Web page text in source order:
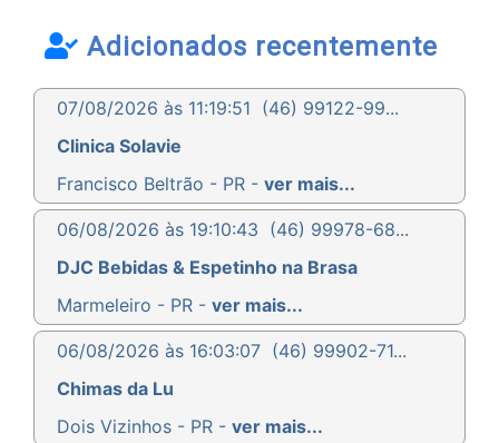
Adicionados recentemente
07/08/2026 às 11:19:51 (46) 99122-99...
Clinica Solavie
Francisco Beltrão - PR - ver mais...
06/08/2026 às 19:10:43 (46) 99978-68...
DJC Bebidas & Espetinho na Brasa
Marmeleiro - PR - ver mais...
06/08/2026 às 16:03:07 (46) 99902-71...
Chimas da Lu
Dois Vizinhos - PR - ver mais...